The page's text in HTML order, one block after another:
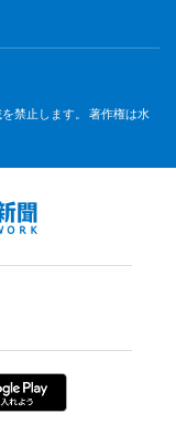
禁止します。 著作権は水